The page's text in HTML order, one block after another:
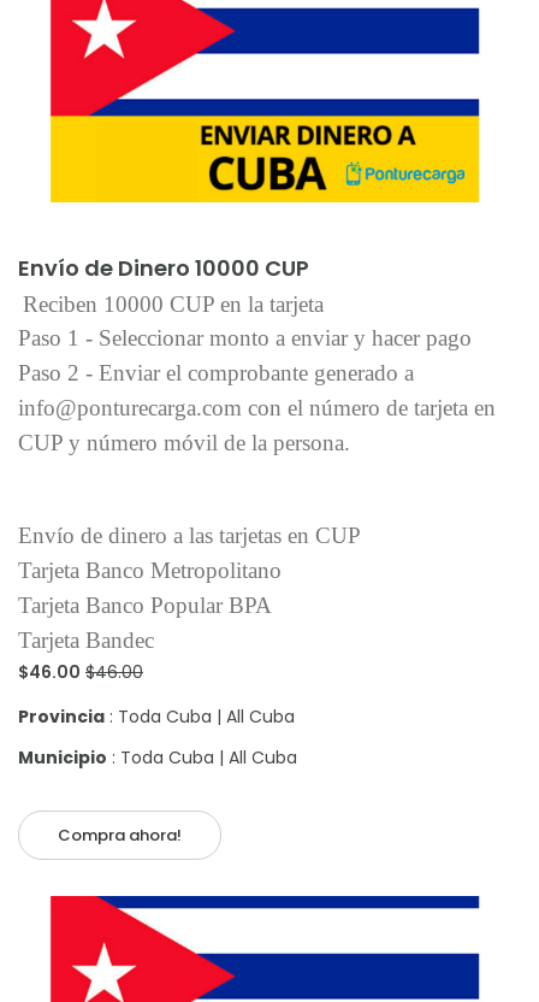
Envío de Dinero 10000 CUP
Reciben 10000 CUP en la tarjeta
Paso 1 - Seleccionar monto a enviar y hacer pago
Paso 2 - Enviar el comprobante generado a
info@ponturecarga.com con el número de tarjeta en
CUP y número móvil de la persona.
Envío de dinero a las tarjetas en CUP
Tarjeta Banco Metropolitano
Tarjeta Banco Popular BPA
Tarjeta Bandec
$46.00 $46.00
Provincia : Toda Cuba | All Cuba
Municipio : Toda Cuba | All Cuba
Compra ahora!